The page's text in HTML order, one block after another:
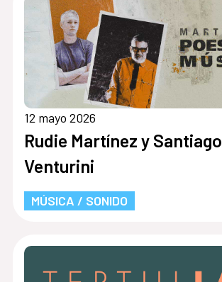
12 mayo 2026
Rudie Martínez y Santiago
Venturini
MÚSICA / SONIDO